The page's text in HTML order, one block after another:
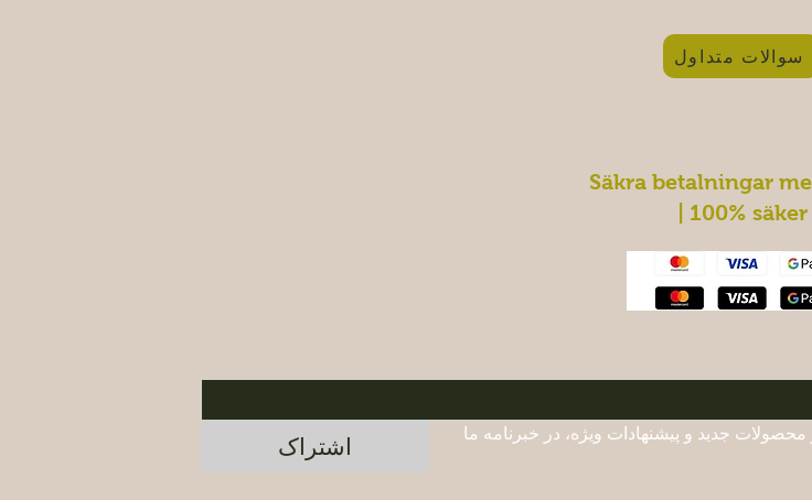
سوالات متداول
Säkra betalningar
| 100%
اشتراک